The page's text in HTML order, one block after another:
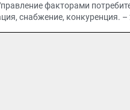
факторами
снабжение, конкуренция.